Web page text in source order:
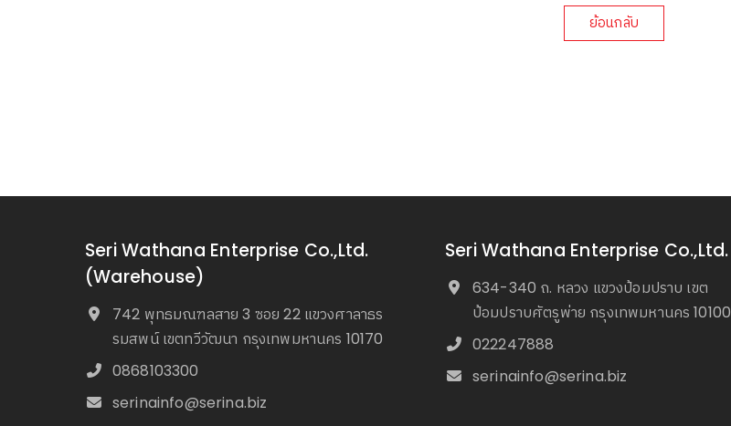
ย้อนกลับ
Seri Wathana Enterprise Co.,Ltd.
(Warehouse)
742 พุทธมณฑลสาย 3 ซอย 22 แขวงศาลาธร
รมสพน์ เขตทวีวัฒนา กรุงเทพมหานคร 10170
0868103300
serinainfo@serina.biz
Seri Wathana Enterprise Co.,Ltd.
634-340 ถ. หลวง แขวงป้อมปราบ เขต
ป้อมปราบศัตรูพ่าย กรุงเทพมหานคร 10100
022247888
serinainfo@serina.biz